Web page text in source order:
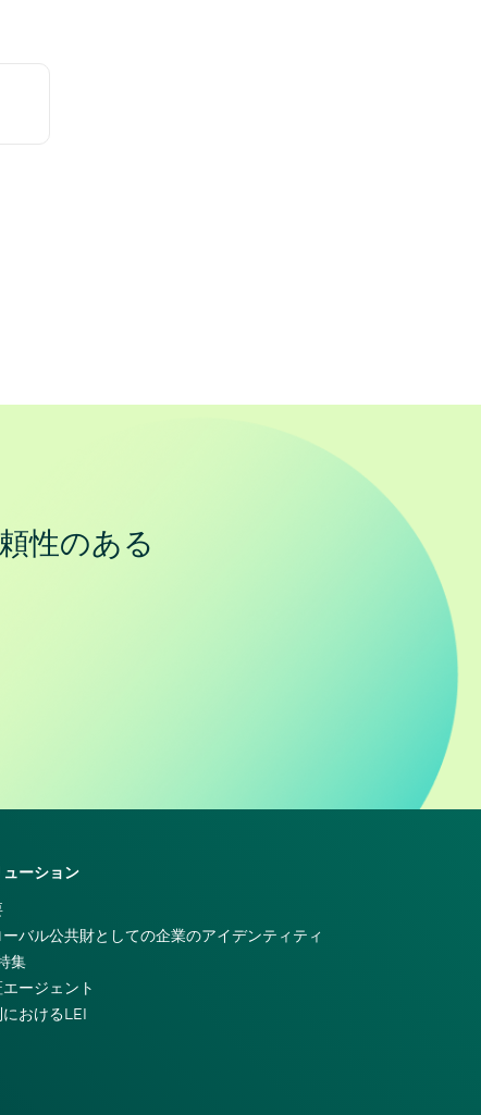
性のある
ューション
ーバル公共財としての企業のアイデンティティ
集
ージェント
おけるLEI